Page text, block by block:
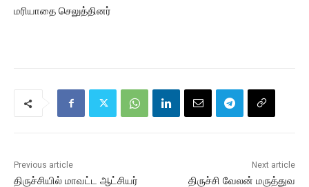
மரியாதை செலுத்தினர்
Previous article
திருச்சியில் மாவட்ட ஆட்சியர்
Next article
திருச்சி வேலன் மருத்துவ